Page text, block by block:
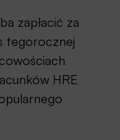
zapłacić za
tegorocznej
HRE